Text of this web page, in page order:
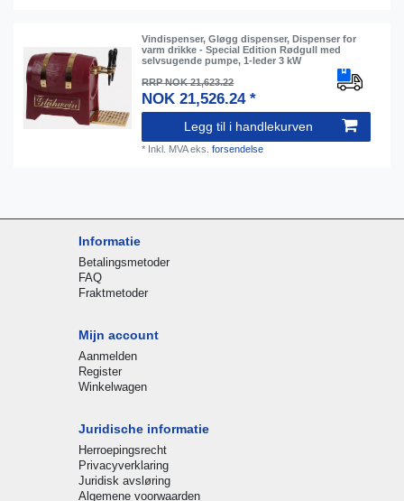
Vindispenser, Gløgg dispenser, Dispenser for
varm drikke - Special Edition Rødgull med
selvsugende pumpe, 1-leder 3 kW
RRP NOK 21,623.22
NOK 21,526.24 *
Legg til i handlekurven
* Inkl. MVAeks.forsendelse
Informatie
Betalingsmetoder
FAQ
Fraktmetoder
Mijn account
Aanmelden
Register
Winkelwagen
Juridische informatie
Herroepingsrecht
Privacyverklaring
Juridisk avsløring
Algemene voorwaarden